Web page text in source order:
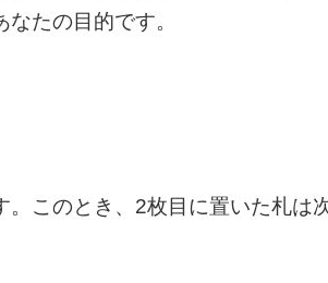
たの目的です。
このとき、2枚目に置いた札は